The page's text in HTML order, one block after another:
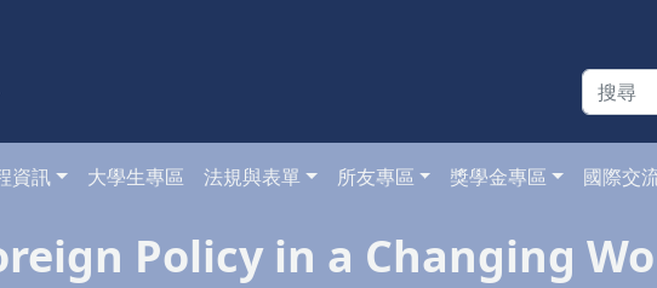
資訊 大學生專區 法規與表單 所友專區 獎學金專區 國際交
Policy in a Changing